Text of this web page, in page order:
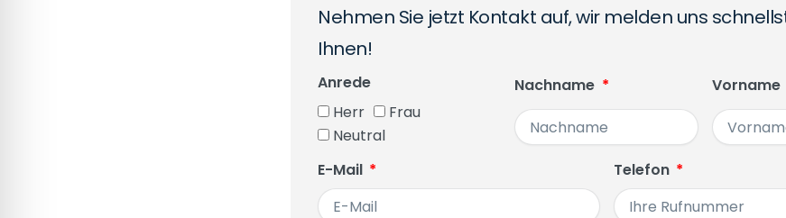
Nehmen Sie jetzt Kontakt auf, wir melden uns
Ihnen!
Anrede
Herr
Frau
Neutral
Nachname Vorname
E-Mail Telefon